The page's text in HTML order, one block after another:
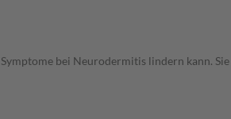
bei Neurodermitis lindern kann.